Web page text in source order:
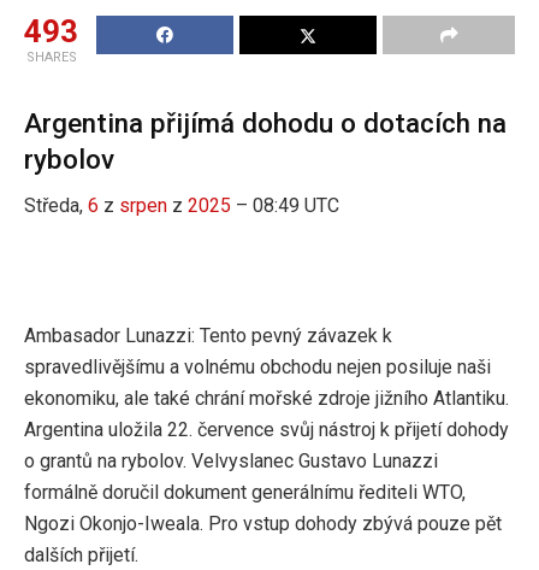
493
SHARES
Argentina přijímá dohodu o dotacích na
rybolov
Středa, 6 z srpen z 2025 – 08:49 UTC
Ambasador Lunazzi: Tento pevný závazek k
spravedlivějšímu a volnému obchodu nejen posiluje naši
ekonomiku, ale také chrání mořské zdroje jižního Atlantiku.
Argentina uložila 22. července svůj nástroj k přijetí dohody
o grantů na rybolov. Velvyslanec Gustavo Lunazzi
formálně doručil dokument generálnímu řediteli WTO,
Ngozi Okonjo-Iweala. Pro vstup dohody zbývá pouze pět
dalších přijetí.